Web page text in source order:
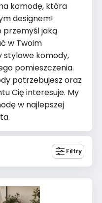
komodę, która
designem!
przemyśl jaką
w Twoim
stylowe komody,
pomieszczenia.
potrzebujesz oraz
Cię interesuje. My
w najlepszej
Filtry